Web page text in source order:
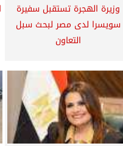
وزيرة الهجرة تستقبل سفيرة
سويسرا لدى مصر لبحث سبل
التعاون